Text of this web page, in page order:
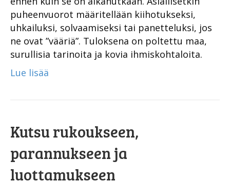
puheenvuorot määritellään kiihotukseksi,
uhkailuksi, solvaamiseksi tai panetteluksi, jos
ne ovat ”vääriä”. Tuloksena on poltettu maa,
surullisia tarinoita ja kovia ihmiskohtaloita.
Lue lisää
Kutsu rukoukseen,
parannukseen ja
luottamukseen